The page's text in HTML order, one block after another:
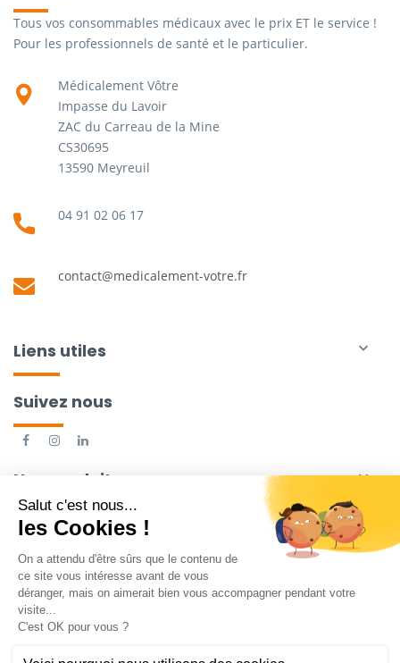
Tous vos consommables médicaux avec le prix ET le service !
Pour les professionnels de santé et le particulier.
Médicalement Vôtre
Impasse du Lavoir
ZAC du Carreau de la Mine
CS30695
13590 Meyreuil
04 91 02 06 17
contact@medicalement-votre.fr
Liens utiles 
Suivez nous
Nos produits 